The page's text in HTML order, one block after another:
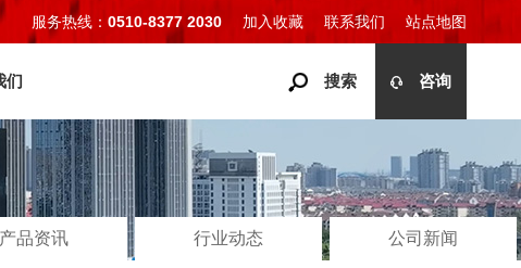
服务热线： 0510-8377 2030 加入收藏 联系我们 站点地图
们 咨询
搜索
产品资讯 行业动态 公司新闻